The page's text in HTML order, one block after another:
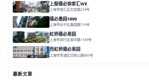
上服德必徐家汇WE
上海市徐汇区文定路218号
德必愚园1890
上海市长宁区愚园路716号
虹桥德必易园
上海市闵行区吴中路1189号
西虹桥德必易园
上海市青浦区华徐公路605号
最新文章